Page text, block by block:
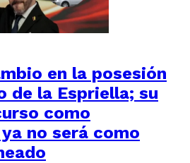
en la posesión
de la Espriella; su
como
no será como